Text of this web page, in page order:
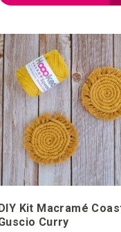
Kit Macramé
Curry